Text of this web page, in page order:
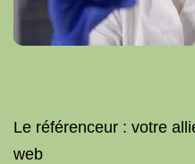
Le référenceur : votre
web